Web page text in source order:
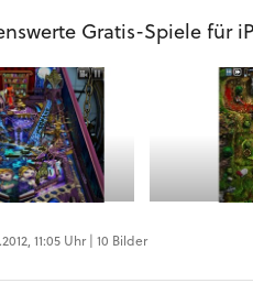
Gratis-Spiele für
11:05 Uhr | 10 Bilder